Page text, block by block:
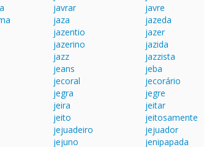
javrar
javre
jaza
jazeda
jazentio
jazer
jazerino
jazida
jazz
jazzista
jeans
jeba
jecoral
jecorário
jegra
jegre
jeira
jeitar
jeito
jeitosamente
jejuadeiro
jejuador
jejuno
jenipapada